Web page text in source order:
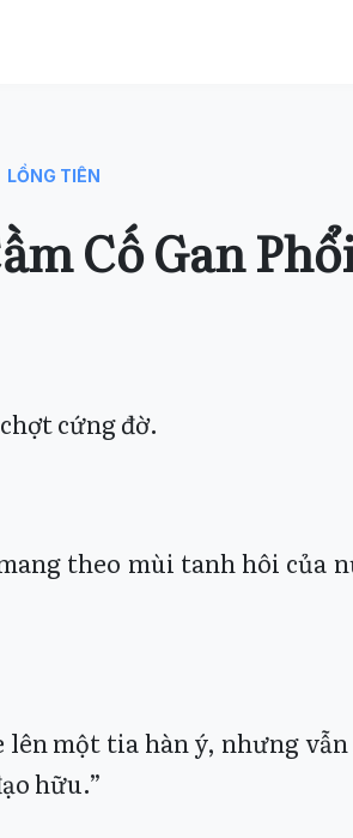
LỒNG TIÊN
Cố Gan
cứng đờ.
theo mùi tanh hôi của
lên một tia hàn ý, nhưng
hữu.”